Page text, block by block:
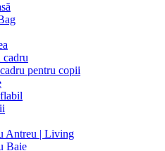
cadru
pentru copii
Antreu | Living
Baie